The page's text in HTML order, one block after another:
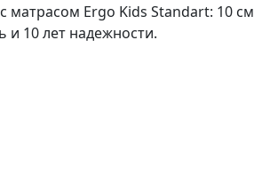
матрасом Ergo Kids Standart: 10 см
и 10 лет надежности.